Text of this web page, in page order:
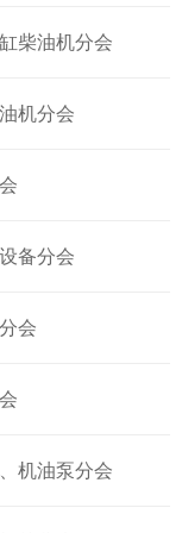
柴油机分会
机分会
备分会
会
机油泵分会